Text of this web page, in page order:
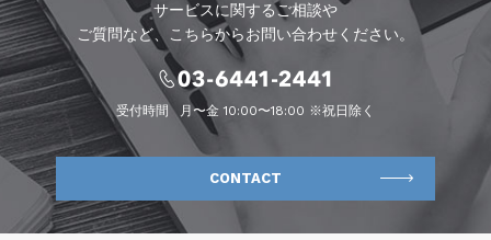
サービスに関するご相談や
ご質問など、こちらからお問い合わせください。
受付時間 月〜金 10:00〜18:00 ※祝日除く
CONTACT